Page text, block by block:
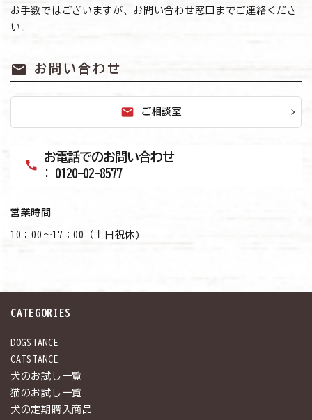
お手数ではございますが、お問い合わせ窓口までご連絡くださ
い。
mail お問い合わせ
mail ご相談室
call
お電話でのお問い合わせ
: 0120-02-8577
営業時間
10：00～17：00（土日祝休)
CATEGORIES
DOGSTANCE
CATSTANCE
犬のお試し一覧
猫のお試し一覧
犬の定期購入商品